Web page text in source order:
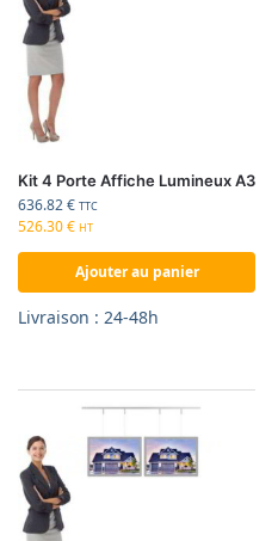
Kit 4 Porte Affiche Lumineux A3
636.82€ TTC
526.30€ HT
Ajouter au panier
Livraison : 24-48h